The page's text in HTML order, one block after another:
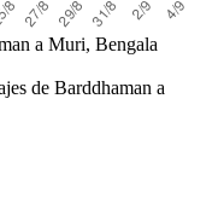
a Muri, Bengala
de Barddhaman a